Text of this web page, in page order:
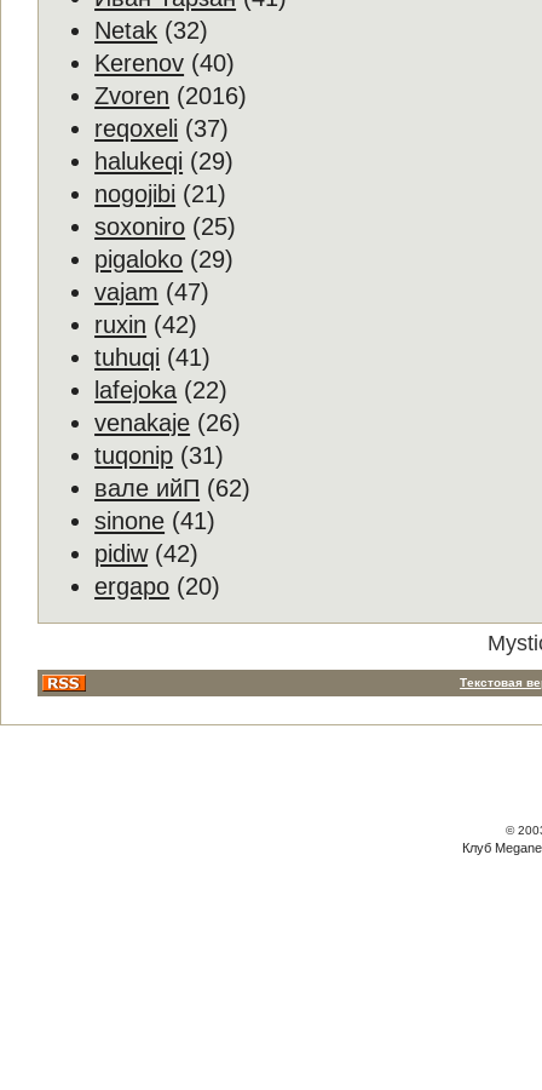
Netak (32)
Kerenov (40)
Zvoren (2016)
reqoxeli (37)
halukeqi (29)
nogojibi (21)
soxoniro (25)
pigaloko (29)
vajam (47)
ruxin (42)
tuhuqi (41)
lafejoka (22)
venakaje (26)
tuqonip (31)
вале ийП (62)
sinone (41)
pidiw(42)
ergapo (20)
Текстовая
©
Клуб